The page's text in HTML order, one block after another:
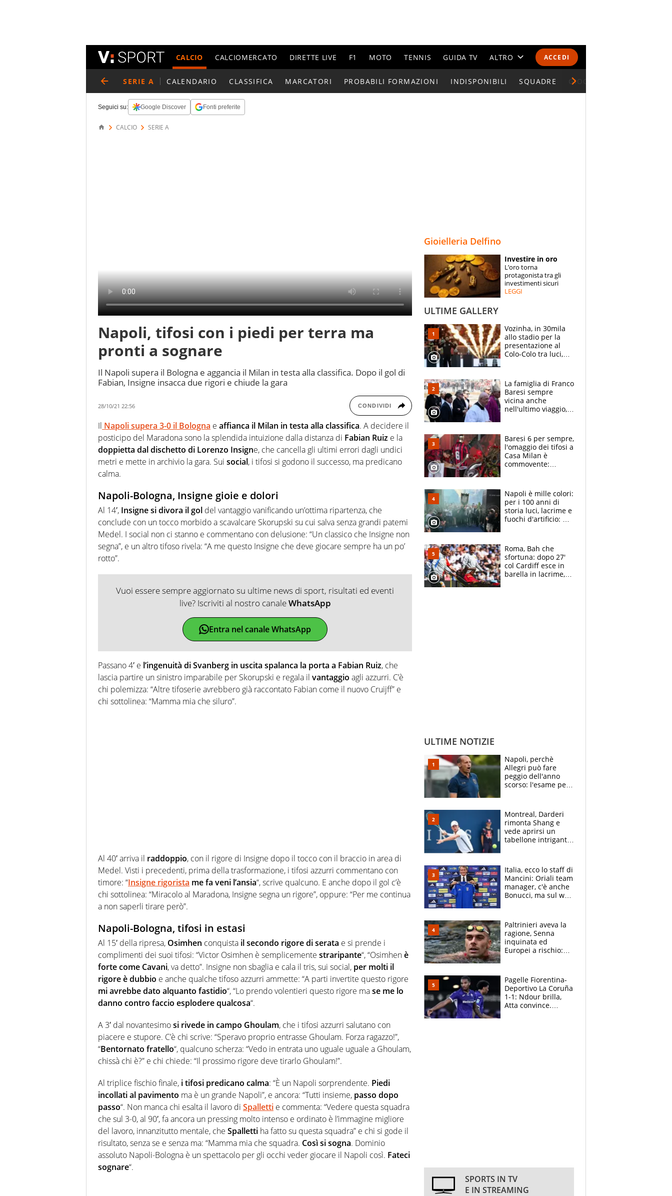
ACCEDI
CALCIO CALCIOMERCATO DIRETTE LIVE F1 MOTO TENNIS GUIDA TV ALTRO
CALENDARI E CLASSIFICHE
ESPERTI
CONTATTI
SERIE A CALENDARIO CLASSIFICA MARCATORI PROBABILI FORMAZIONI INDISPONIBILI SQUADRE GIOCATORI SERIE A
Seguici su: Google Discover Fonti preferite
CALCIO SERIE A
Napoli, tifosi con i piedi per terra ma
pronti a sognare
Il Napoli supera il Bologna e aggancia il Milan in testa alla classifica. Dopo il gol di
Fabian, Insigne insacca due rigori e chiude la gara
28/10/21 22:56 CONDIVIDI
Il Napoli supera 3-0 il Bologna e affianca il Milan in testa alla classifica. A decidere il
posticipo del Maradona sono la splendida intuizione dalla distanza di Fabian Ruiz e la
doppietta dal dischetto di Lorenzo Insigne, che cancella gli ultimi errori dagli undici
metri e mette in archivio la gara. Sui social, i tifosi si godono il successo, ma predicano
calma.
Napoli-Bologna, Insigne gioie e dolori
Al 14′, Insigne si divora il gol del vantaggio vanificando un’ottima ripartenza, che
conclude con un tocco morbido a scavalcare Skorupski su cui salva senza grandi patemi
Medel. I social non ci stanno e commentano con delusione: “Un classico che Insigne non
segna”, e un altro tifoso rivela: “A me questo Insigne che deve giocare sempre ha un po’
rotto”.
Vuoi essere sempre aggiornato su ultime news di sport, risultati ed eventi
live? Iscriviti al nostro canaleWhatsApp
Entra nel canale WhatsApp
Passano 4′ e l’ingenuità di Svanberg in uscita spalanca la porta a Fabian Ruiz, che
lascia partire un sinistro imparabile per Skorupski e regala il vantaggio agli azzurri. C’è
chi polemizza: “Altre tifoserie avrebbero già raccontato Fabian come il nuovo Cruijff” e
chi sottolinea: “Mamma mia che siluro”.
Al 40′ arriva il raddoppio, con il rigore di Insigne dopo il tocco con il braccio in area di
Medel. Visti i precedenti, prima della trasformazione, i tifosi azzurri commentano con
timore: “Insigne rigorista me fa veni l’ansia“, scrive qualcuno. E anche dopo il gol c’è
chi sottolinea: “Miracolo al Maradona, Insigne segna un rigore”, oppure: “Per me continua
a non saperli tirare però”.
Napoli-Bologna, tifosi in estasi
Al 15′ della ripresa, Osimhen conquista il secondo rigore di serata e si prende i
complimenti dei suoi tifosi: “Victor Osimhen è semplicemente straripante“, “Osimhenè
forte come Cavani, va detto”. Insigne non sbaglia e cala il tris, sui social, per molti il
rigore è dubbio e anche qualche tifoso azzurri ammette: “A parti invertite questo rigore
mi avrebbe dato alquanto fastidio“, “Lo prendo volentieri questo rigore mase me lo
danno contro faccio esplodere qualcosa“.
A 3′ dal novantesimosi rivede in campo Ghoulam, che i tifosi azzurri salutano con
piacere e stupore. C’è chi scrive: “Speravo proprio entrasse Ghoulam. Forza ragazzo!”,
“Bentornato fratello“, qualcuno scherza: “Vedo in entrata uno uguale uguale a Ghoulam,
chissà chi è?” e chi chiede: “Il prossimo rigore deve tirarlo Ghoulam!”.
Al triplice fischio finale, i tifosi predicano calma: “È un Napoli sorprendente. Piedi
incollati al pavimento ma è un grande Napoli”, e ancora: “Tutti insieme, passo dopo
passo“. Non manca chi esalta il lavoro di Spalletti e commenta: “Vedere questa squadra
che sul 3-0, al 90′, fa ancora un pressing molto intenso e ordinato è l’immagine migliore
del lavoro, innanzitutto mentale, che Spalletti ha fatto su questa squadra” e chi si gode il
risultato, senza se e senza ma: “Mamma mia che squadra. Così si sogna. Dominio
assoluto Napoli-Bologna è un spettacolo per gli occhi veder giocare il Napoli così. Fateci
sognare“.
Gioielleria Delfino
Investire in oro
L’oro torna
protagonista tra gli
investimenti sicuri
LEGGI
ULTIME GALLERY
Vozinha, in 30mila
allo stadio per la
presentazione al
Colo-Colo tra luci,
La famiglia di Franco
Baresi sempre
vicina anche
nell'ultimo viaggio,
circondati
dall'affetto dei tifosi
Baresi 6 per sempre,
l'omaggio dei tifosi a
Casa Milan è
commovente:
bigliettini
Napoli è mille colori:
per i 100 anni di
storia luci, lacrime e
fuochi d'artificio: De
Roma, Bah che
sfortuna: dopo 27'
col Cardiff esce in
barella in lacrime,
ULTIME NOTIZIE
Napoli, perchè
Allegri può fare
peggio dell'anno
scorso: l'esame per
Monopoly
Montreal, Darderi
rimonta Shang e
vede aprirsi un
tabellone intrigante:
felice del mio livello"
Italia, ecco lo staff di
Mancini: Oriali team
manager, c'è anche
Bonucci, ma sul web
Paltrinieri aveva la
ragione, Senna
inquinata ed
Europei a rischio:
adesso
Pagelle Fiorentina-
Deportivo La Coruña
1-1: Ndour brilla,
Atta convince.
SPORTS IN TV
E IN STREAMING